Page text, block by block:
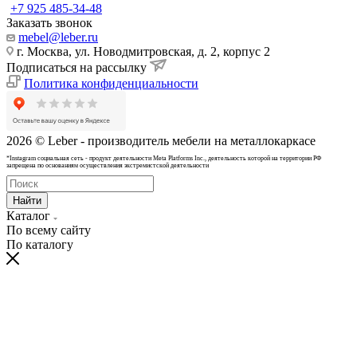
+7 925 485-34-48
Заказать звонок
mebel@leber.ru
г. Москва, ул. Новодмитровская, д. 2, корпус 2
Подписаться на рассылку
Политика конфиденциальности
2026 © Leber - производитель мебели на металлокаркасе
*Instagram cоциальная сеть - продукт деятельности Meta Platforms Inc., деятельность которой на территории РФ
запрещена по основаниям осуществления экстремистской деятельности
Найти
Каталог
По всему сайту
По каталогу